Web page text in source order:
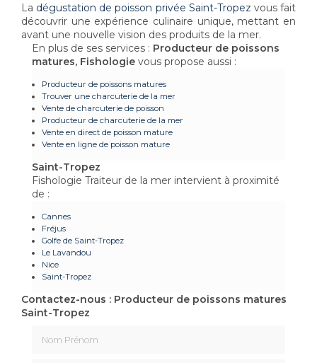
La dégustation de poisson privée Saint-Tropez vous fait
découvrir une expérience culinaire unique, mettant en
avant une nouvelle vision des produits de la mer.
En plus de ses services : Producteur de poissons
matures, Fishologie vous propose aussi :
Producteur de poissons matures
Trouver une charcuterie de la mer
Vente de charcuterie de poisson
Producteur de charcuterie de la mer
Vente en direct de poisson mature
Vente en ligne de poisson mature
Saint-Tropez
Fishologie Traiteur de la mer intervient à proximité
de :
Cannes
Fréjus
Golfe de Saint-Tropez
Le Lavandou
Nice
Saint-Tropez
Contactez-nous : Producteur de poissons matures
Saint-Tropez